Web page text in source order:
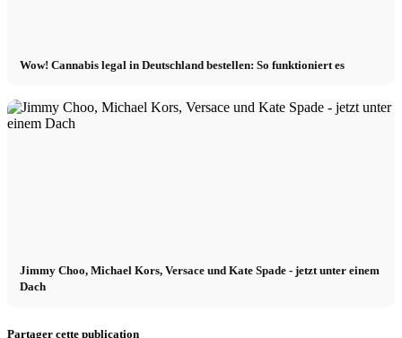
Wow! Cannabis legal in Deutschland bestellen: So funktioniert es
Jimmy Choo, Michael Kors, Versace und Kate Spade - jetzt unter einem
Dach
Partager cette publication